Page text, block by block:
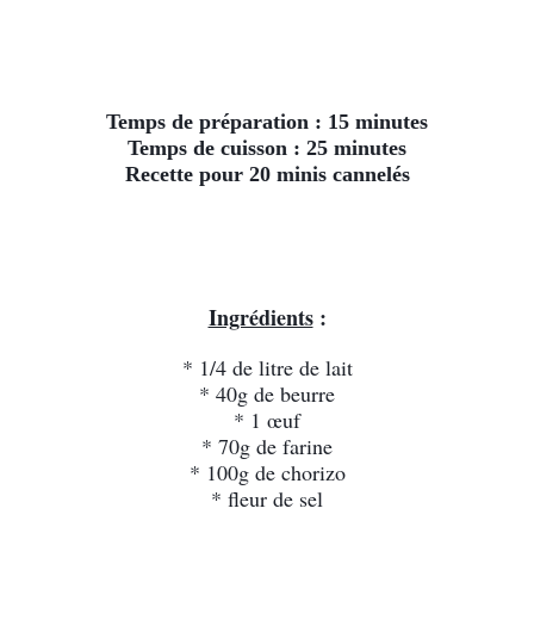
Temps de préparation : 15 minutes
Temps de cuisson : 25 minutes
Recette pour 20 minis cannelés
Ingrédients :
* 1/4 de litre de lait
* 40g de beurre
* 1 œuf
* 70g de farine
* 100g de chorizo
* fleur de sel